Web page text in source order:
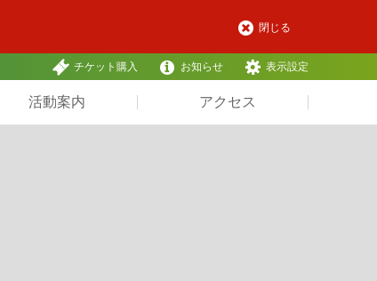
閉じる
チケット購入 お知らせ 表示設定
活動案内 アクセス